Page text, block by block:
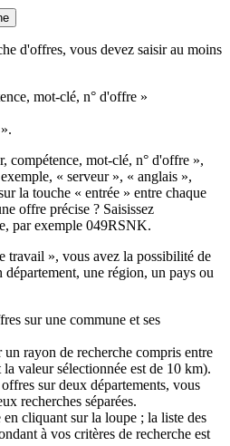
d'offres, vous devez saisir au moins
mot-clé, n° d'offre »
compétence, mot-clé, n° d'offre »,
« serveur », « anglais »,
la touche « entrée » entre chaque
offre précise ? Saisissez
par exemple 049RSNK.
travail », vous avez la possibilité de
département, une région, un pays ou
sur une commune et ses
rayon de recherche compris entre
valeur sélectionnée est de 10 km).
sur deux départements, vous
recherches séparées.
cliquant sur la loupe ; la liste des
à vos critères de recherche est